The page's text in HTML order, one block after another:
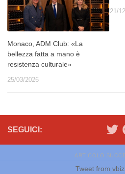
Monaco, ADM Club: «La
bellezza fatta a mano è
resistenza culturale»
25/03/2026
21/
SEGUICI:
ARTICOLO
Tweet from